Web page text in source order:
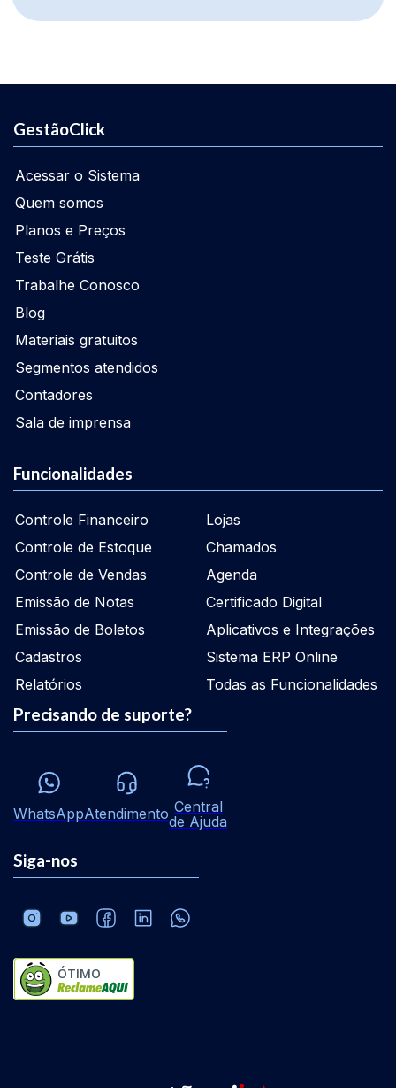
GestãoClick
Acessar o Sistema
Quem somos
Planos e Preços
Teste Grátis
Trabalhe Conosco
Blog
Materiais gratuitos
Segmentos atendidos
Contadores
Sala de imprensa
Funcionalidades
Controle Financeiro
Controle de Estoque
Controle de Vendas
Emissão de Notas
Emissão de Boletos
Cadastros
Relatórios
Lojas
Chamados
Agenda
Certificado Digital
Aplicativos e Integrações
Sistema ERP Online
Todas as Funcionalidades
Precisando de suporte?
WhatsAppAtendimento Central
de Ajuda
Siga-nos
ÓTIMO